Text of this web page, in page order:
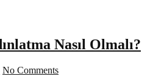
Nasıl Olmalı?
No Comments